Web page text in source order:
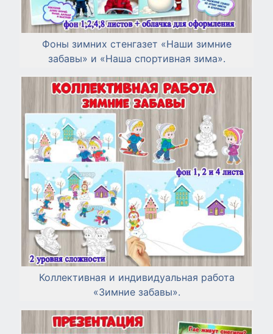
Фоны зимних стенгазет «Наши зимние
забавы» и «Наша спортивная зима».
Коллективная и индивидуальная работа
«Зимние забавы».